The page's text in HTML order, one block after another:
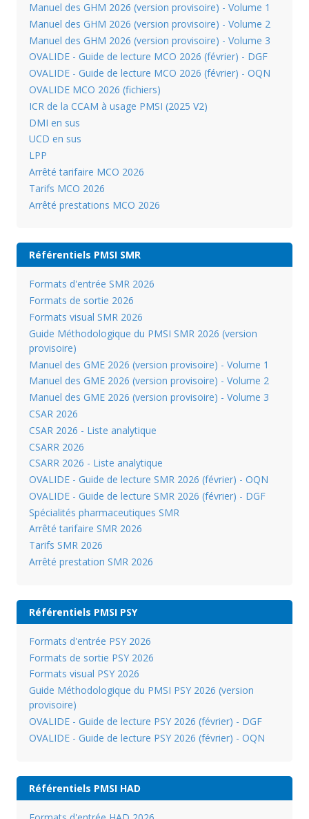
Manuel des GHM 2026 (version provisoire) - Volume 1
Manuel des GHM 2026 (version provisoire) - Volume 2
Manuel des GHM 2026 (version provisoire) - Volume 3
OVALIDE - Guide de lecture MCO 2026 (février) - DGF
OVALIDE - Guide de lecture MCO 2026 (février) - OQN
OVALIDE MCO 2026 (fichiers)
ICR de la CCAM à usage PMSI (2025 V2)
DMI en sus
UCD en sus
LPP
Arrêté tarifaire MCO 2026
Tarifs MCO 2026
Arrêté prestations MCO 2026
Référentiels PMSI SMR
Formats d'entrée SMR 2026
Formats de sortie 2026
Formats visual SMR 2026
Guide Méthodologique du PMSI SMR 2026 (version
provisoire)
Manuel des GME 2026 (version provisoire) - Volume 1
Manuel des GME 2026 (version provisoire) - Volume 2
Manuel des GME 2026 (version provisoire) - Volume 3
CSAR 2026
CSAR 2026 - Liste analytique
CSARR 2026
CSARR 2026 - Liste analytique
OVALIDE - Guide de lecture SMR 2026 (février) - OQN
OVALIDE - Guide de lecture SMR 2026 (février) - DGF
Spécialités pharmaceutiques SMR
Arrêté tarifaire SMR 2026
Tarifs SMR 2026
Arrêté prestation SMR 2026
Référentiels PMSI PSY
Formats d'entrée PSY 2026
Formats de sortie PSY 2026
Formats visual PSY 2026
Guide Méthodologique du PMSI PSY 2026 (version
provisoire)
OVALIDE - Guide de lecture PSY 2026 (février) - DGF
OVALIDE - Guide de lecture PSY 2026 (février) - OQN
Référentiels PMSI HAD